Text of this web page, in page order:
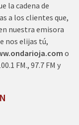
la cadena de
a los clientes que,
nuestra emisora
nos elijas tú,
o
FM., 97.7 FM y